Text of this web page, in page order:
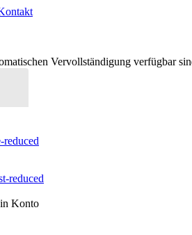
Vervollständigung verfügbar
Konto